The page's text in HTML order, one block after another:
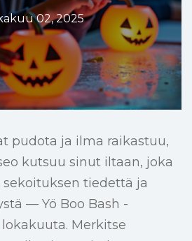
02, 2025
pudota ja ilma raikastuu,
kutsuu sinut iltaan, joka
tiedettä ja
— Yö Boo Bash -
Merkitse